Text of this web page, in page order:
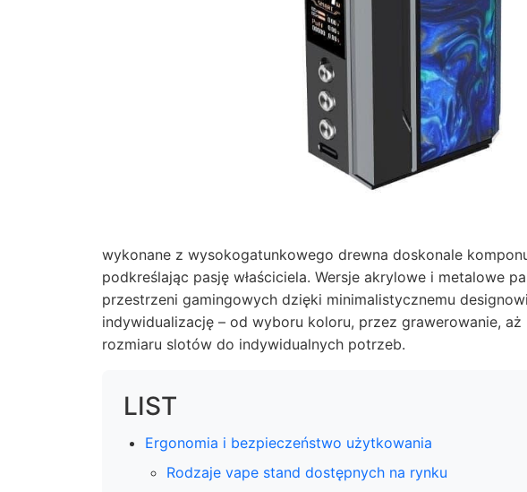
wykonane z wysokogatunkowego drewna doskonale
podkreślając pasję właściciela. Wersje akrylowe i metalowe
przestrzeni gamingowych dzięki minimalistycznemu
indywidualizację – od wyboru koloru, przez grawerowanie,
rozmiaru slotów do indywidualnych potrzeb.
LIST
Ergonomia i bezpieczeństwo użytkowania
Rodzaje vape stand dostępnych na rynku